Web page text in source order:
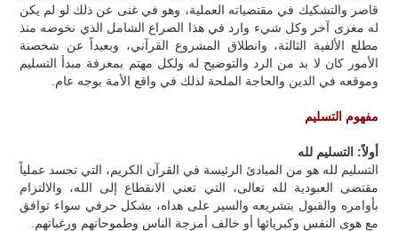
قاصر والتشكيك في مقتضياته العملية، وهو في غنى عن ذلك لو لم يكن
له مغزى آخر وكل شيء وارد في هذا الصراع الشامل الذي نخوضه منذ
مطلع الألفية الثالثة، وانطلاق المشروع القرآني، وبعيداً عن شخصنة
الأمور كان لا بد من الرد والتوضيح له ولكل مهتم بمعرفة مبدأ التسليم
وموقعه في الدين والحاجة الملحة لذلك في واقع الأمة بوجه عام.
مفهوم التسليم
أولاً: التسليم لله
التسليم لله هو من المبادئ الرئيسة في القرآن الكريم، التي تجسد عملياً
مقتضى العبودية لله تعالى، التي تعني الانقطاع إلى الله، والالتزام
بأوامره والقبول بتشريعه والسير على هداه، بشكل حرفي سواء توافق
مع هوى النفس وكبريائها أو خالف أمزجة الناس وطموحاتهم ورغباتهم.